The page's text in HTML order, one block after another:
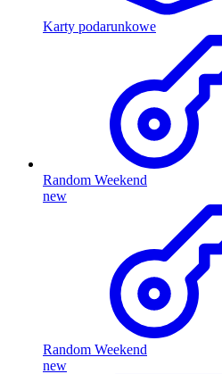
Karty podarunkowe
Random Weekend
new
Random Weekend
new